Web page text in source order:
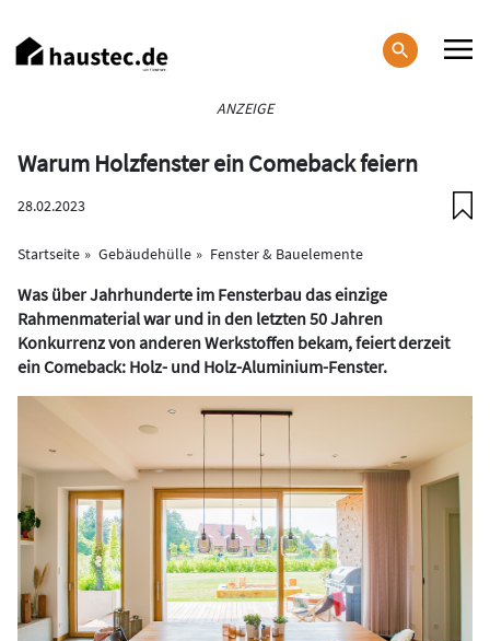
zum
Inhalt
ANZEIGE
Warum Holzfenster ein Comeback feiern
28.02.2023
Startseite Gebäudehülle Fenster & Bauelemente
Was über Jahrhunderte im Fensterbau das einzige
Rahmenmaterial war und in den letzten 50 Jahren
Konkurrenz von anderen Werkstoffen bekam, feiert derzeit
ein Comeback: Holz- und Holz-Aluminium-Fenster.